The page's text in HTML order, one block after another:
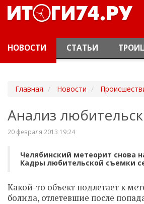
НОВОСТИ СТАТЬИ
Главная Новости
Анализ
20 февраля 2013 19:24
Челябинский метеорит снова
Кадры любительской съемки
Какой-то объект подлетает к
болида, отлетевшие после